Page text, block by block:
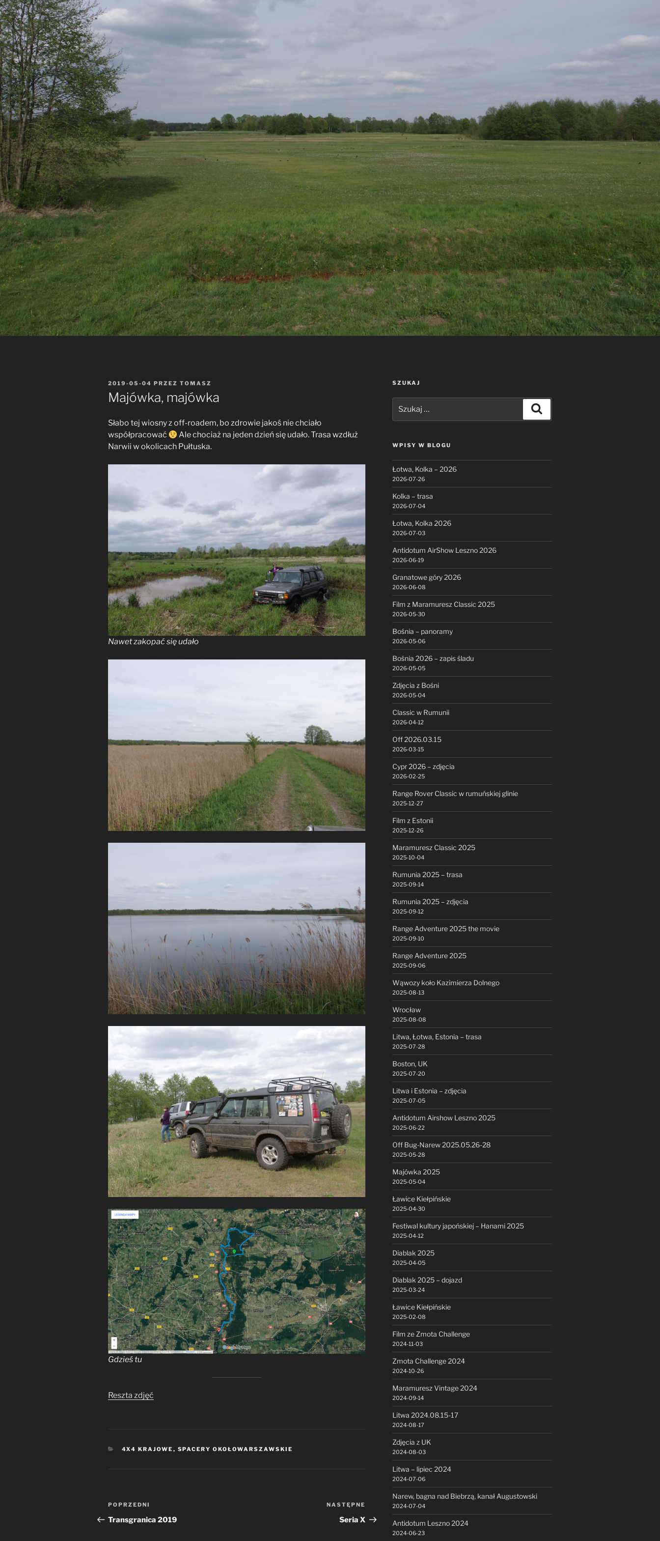
OPUBLIKOWANE
2019-05-04 PRZEZ TOMASZ
Majówka, majówka
Słabo tej wiosny z off-roadem, bo zdrowie jakoś nie chciało
współpracować
Ale chociaż na jeden dzień się udało. Trasa wzdłuż
Narwii w okolicach Pułtuska.
Nawet zakopać się udało
Gdzieś tu
Reszta zdjęć
KATEGORIE
4X4 KRAJOWE , SPACERY OKOŁOWARSZAWSKIE
Nawigacja
wpisu
Poprzedni
wpis
POPRZEDNI
Transgranica 2019
Następny
wpis
NASTĘPNE
Seria X
SZUKAJ
WPISY W BLOGU
Łotwa, Kolka – 2026
2026-07-26
Kolka – trasa
2026-07-04
Łotwa, Kolka 2026
2026-07-03
Antidotum AirShow Leszno 2026
2026-06-19
Granatowe góry 2026
2026-06-08
Film z Maramuresz Classic 2025
2026-05-30
Bośnia – panoramy
2026-05-06
Bośnia 2026 – zapis śladu
2026-05-05
Zdjęcia z Bośni
2026-05-04
Classic w Rumunii
2026-04-12
Off 2026.03.15
2026-03-15
Cypr 2026 – zdjęcia
2026-02-25
Range Rover Classic w rumuńskiej glinie
2025-12-27
Film z Estonii
2025-12-26
Maramuresz Classic 2025
2025-10-04
Rumunia 2025 – trasa
2025-09-14
Rumunia 2025 – zdjęcia
2025-09-12
Range Adventure 2025 the movie
2025-09-10
Range Adventure 2025
2025-09-06
Wąwozy koło Kazimierza Dolnego
2025-08-13
Wrocław
2025-08-08
Litwa, Łotwa, Estonia – trasa
2025-07-28
Boston, UK
2025-07-20
Litwa i Estonia – zdjęcia
2025-07-05
Antidotum Airshow Leszno 2025
2025-06-22
Off Bug-Narew 2025.05.26-28
2025-05-28
Majówka 2025
2025-05-04
Ławice Kiełpińskie
2025-04-30
Festiwal kultury japońskiej – Hanami 2025
2025-04-12
Diablak 2025
2025-04-05
Diablak 2025 – dojazd
2025-03-24
Ławice Kiełpińskie
2025-02-08
Film ze Zmota Challenge
2024-11-03
Zmota Challenge 2024
2024-10-26
Maramuresz Vintage 2024
2024-09-14
Litwa 2024.08.15-17
2024-08-17
Zdjęcia z UK
2024-08-03
Litwa – lipiec 2024
2024-07-06
Narew, bagna nad Biebrzą, kanał Augustowski
2024-07-04
Antidotum Leszno 2024
2024-06-23